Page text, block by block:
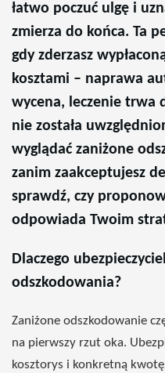
łatwo poczuć ulgę i
zmierza do końca. Ta
gdy zderzasz
kosztami – naprawa
wycena, leczenie trwa
nie została
wyglądać zaniżone
zanim zaakceptujesz
sprawdź, czy
odpowiada Twoim
Dlaczego
odszkodowania?
Zaniżone odszkodowanie
na pierwszy rzut oka.
kosztorys i konkretną